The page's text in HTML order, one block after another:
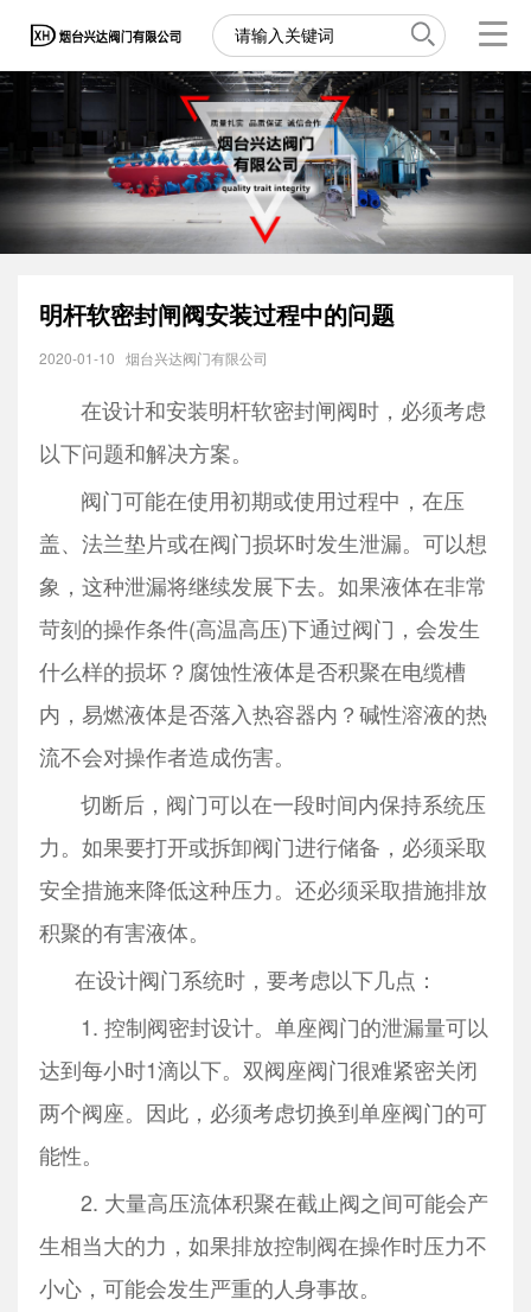
明杆软密封闸阀安装过程中的问题
2020-01-10 烟台兴达阀门有限公司
在设计和安装明杆软密封闸阀时，必须考虑
以下问题和解决方案。
阀门可能在使用初期或使用过程中，在压
盖、法兰垫片或在阀门损坏时发生泄漏。可以想
象，这种泄漏将继续发展下去。如果液体在非常
苛刻的操作条件(高温高压)下通过阀门，会发生
什么样的损坏？腐蚀性液体是否积聚在电缆槽
内，易燃液体是否落入热容器内？碱性溶液的热
流不会对操作者造成伤害。
切断后，阀门可以在一段时间内保持系统压
力。如果要打开或拆卸阀门进行储备，必须采取
安全措施来降低这种压力。还必须采取措施排放
积聚的有害液体。
在设计阀门系统时，要考虑以下几点：
1. 控制阀密封设计。单座阀门的泄漏量可以
达到每小时1滴以下。双阀座阀门很难紧密关闭
两个阀座。因此，必须考虑切换到单座阀门的可
能性。
2. 大量高压流体积聚在截止阀之间可能会产
生相当大的力，如果排放控制阀在操作时压力不
小心，可能会发生严重的人身事故。